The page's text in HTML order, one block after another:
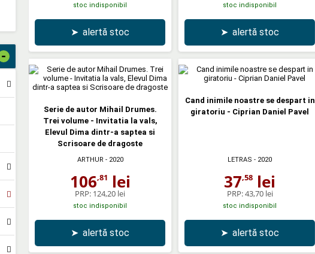
-
stoc indisponibil
➤ alertă stoc
stoc indisponibil
➤ alertă stoc
Serie de autor Mihail Drumes.
Trei volume - Invitatia la vals,
Elevul Dima dintr-a saptea si
Scrisoare de dragoste
ARTHUR - 2020
106,81 lei
PRP: 124,20 lei
stoc indisponibil
➤ alertă stoc
Cand inimile noastre se despart in
giratoriu - Ciprian Daniel Pavel
LETRAS - 2020
37,58 lei
PRP:43,70 lei
stoc indisponibil
➤ alertă stoc